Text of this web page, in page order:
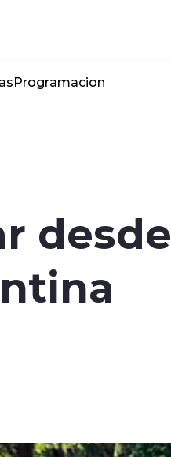
Programacion
desde